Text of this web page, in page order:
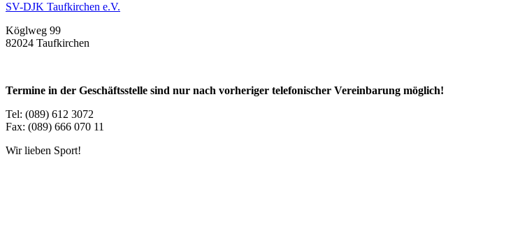
SV-DJK Taufkirchen e.V.
Köglweg 99
82024 Taufkirchen
Termine in der Geschäftsstelle sind nur nach vorheriger telefonischer Vereinbarung möglich!
Tel: (089) 612 3072
Fax: (089) 666 070 11
Wir lieben Sport!